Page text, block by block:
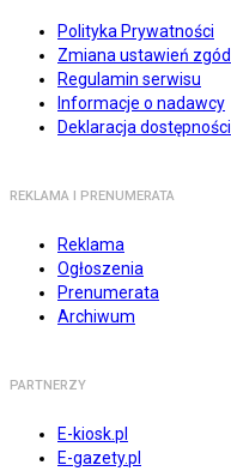
Polityka Prywatności
Zmiana ustawień zgód
Regulamin serwisu
Informacje o nadawcy
Deklaracja dostępności
REKLAMA I PRENUMERATA
Reklama
Ogłoszenia
Prenumerata
Archiwum
PARTNERZY
E-kiosk.pl
E-gazety.pl